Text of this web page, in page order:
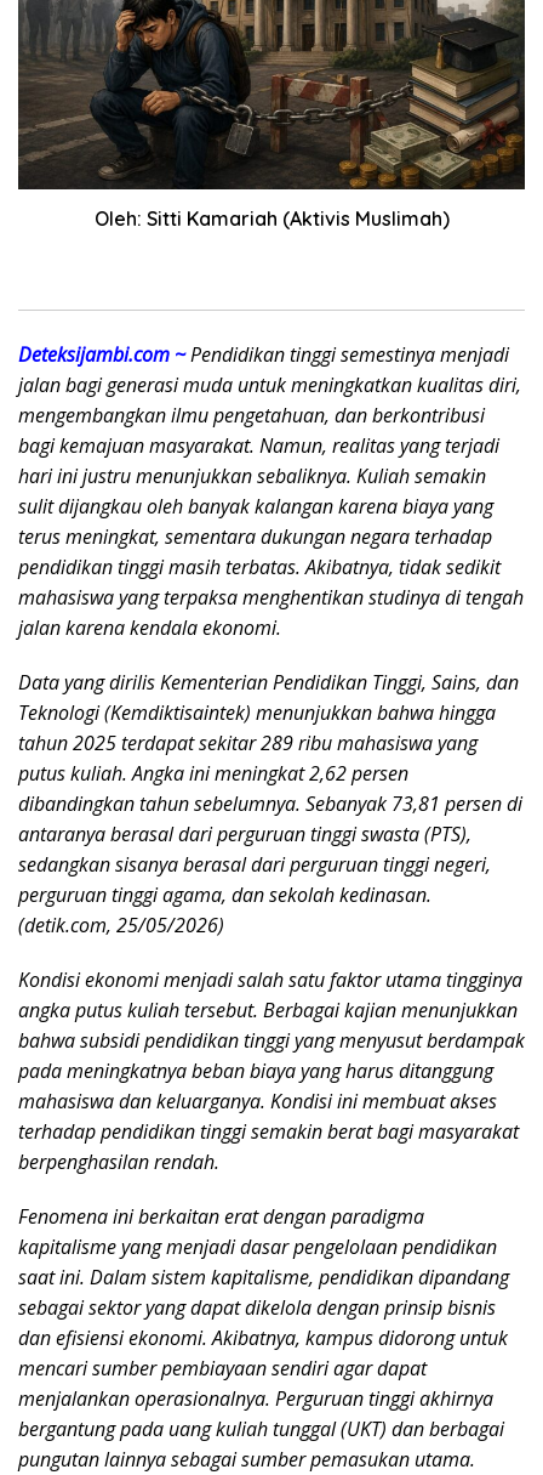
Oleh: Sitti Kamariah (Aktivis Muslimah)
Deteksijambi.com ~Pendidikan tinggi semestinya menjadi
jalan bagi generasi muda untuk meningkatkan kualitas diri,
mengembangkan ilmu pengetahuan, dan berkontribusi
bagi kemajuan masyarakat. Namun, realitas yang terjadi
hari ini justru menunjukkan sebaliknya. Kuliah semakin
sulit dijangkau oleh banyak kalangan karena biaya yang
terus meningkat, sementara dukungan negara terhadap
pendidikan tinggi masih terbatas. Akibatnya, tidak sedikit
mahasiswa yang terpaksa menghentikan studinya di tengah
jalan karena kendala ekonomi.
Data yang dirilis Kementerian Pendidikan Tinggi, Sains, dan
Teknologi (Kemdiktisaintek) menunjukkan bahwa hingga
tahun 2025 terdapat sekitar 289 ribu mahasiswa yang
putus kuliah. Angka ini meningkat 2,62 persen
dibandingkan tahun sebelumnya. Sebanyak 73,81 persen di
antaranya berasal dari perguruan tinggi swasta (PTS),
sedangkan sisanya berasal dari perguruan tinggi negeri,
perguruan tinggi agama, dan sekolah kedinasan.
(detik.com, 25/05/2026)
Kondisi ekonomi menjadi salah satu faktor utama tingginya
angka putus kuliah tersebut. Berbagai kajian menunjukkan
bahwa subsidi pendidikan tinggi yang menyusut berdampak
pada meningkatnya beban biaya yang harus ditanggung
mahasiswa dan keluarganya. Kondisi ini membuat akses
terhadap pendidikan tinggi semakin berat bagi masyarakat
berpenghasilan rendah.
Fenomena ini berkaitan erat dengan paradigma
kapitalisme yang menjadi dasar pengelolaan pendidikan
saat ini. Dalam sistem kapitalisme, pendidikan dipandang
sebagai sektor yang dapat dikelola dengan prinsip bisnis
dan efisiensi ekonomi. Akibatnya, kampus didorong untuk
mencari sumber pembiayaan sendiri agar dapat
menjalankan operasionalnya. Perguruan tinggi akhirnya
bergantung pada uang kuliah tunggal (UKT) dan berbagai
pungutan lainnya sebagai sumber pemasukan utama.